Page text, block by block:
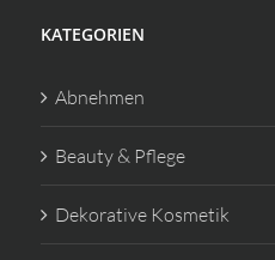
KATEGORIEN
Abnehmen
Beauty & Pflege
Dekorative Kosmetik